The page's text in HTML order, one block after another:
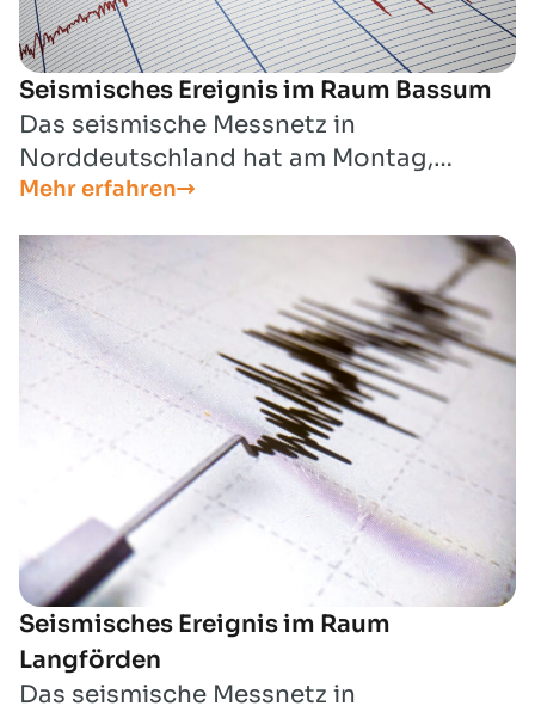
Seismisches Ereignis im Raum Bassum
Das seismische Messnetz in
Norddeutschland hat am Montag,
25.03.2024, ein seismisches Ereignis der
detektiert.
Mehr erfahren
Seismisches Ereignis im Raum
Langförden
Das seismische Messnetz in